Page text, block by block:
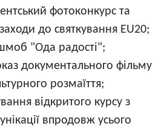
фотоконкурс та
до святкування EU20;
"Ода радості";
документального фільму
розмаїття;
відкритого курсу з
впродовж усього